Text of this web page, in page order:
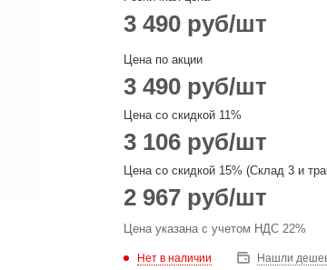
3 490 руб/шт
Цена по акции
3 490 руб/шт
Цена со скидкой 11%
3 106 руб/шт
Цена со скидкой 15% (Склад 3 и
2 967 руб/шт
Цена указана с учетом НДС 22%
Нет в наличии Нашли